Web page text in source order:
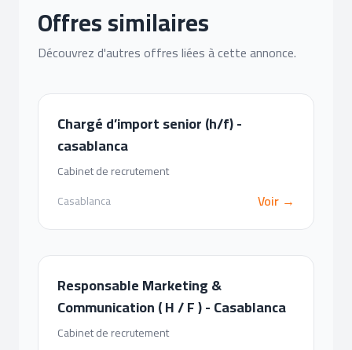
Offres similaires
Découvrez d'autres offres liées à cette annonce.
Chargé d’import senior (h/f) -
casablanca
Cabinet de recrutement
Casablanca
Voir →
Responsable Marketing &
Communication ( H / F ) - Casablanca
Cabinet de recrutement